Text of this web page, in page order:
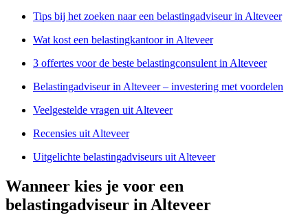
Tips bij het zoeken naar een belastingadviseur in Alteveer
Wat kost een belastingkantoor in Alteveer
3 offertes voor de beste belastingconsulent in Alteveer
Belastingadviseur in Alteveer – investering met voordelen
Veelgestelde vragen uit Alteveer
Recensies uit Alteveer
Uitgelichte belastingadviseurs uit Alteveer
Wanneer kies je voor een
belastingadviseur in Alteveer